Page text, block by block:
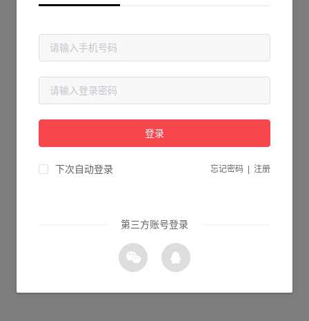
抱歉!
请检查您输入的网址是否正确，或点击下面的按钮返回首页。
登录
下次自动登录 忘记密码 注册
第三方账号登录